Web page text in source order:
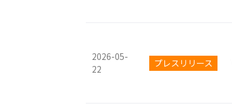
2026-05-
22
プレスリリース